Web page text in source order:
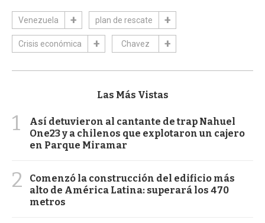
Venezuela plan de rescate
Crisis económica Chavez
Las Más Vistas
1
Así detuvieron al cantante de trap Nahuel
One23 y a chilenos que explotaron un cajero
en Parque Miramar
2
Comenzó la construcción del edificio más
alto de América Latina: superará los 470
metros